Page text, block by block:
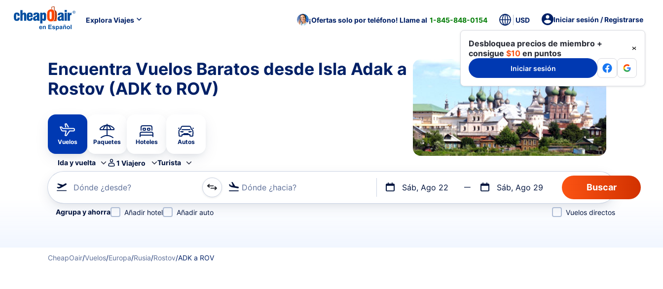
Explora Viajes ¡Ofertas solo por teléfono! Llame al 1-845-848-0154 USD Iniciar sesión / Registrarse
Encuentra Vuelos Baratos desde Isla Adak a
Rostov (ADK to ROV)
Vuelos Paquetes Hoteles Autos
Ida y vuelta 1 Viajero Turista
Dónde ¿desde? Dónde ¿hacia? Sáb, Ago 22 Sáb, Ago 29
Refina tu búsqueda por aerolínea, por ciudad o aeropuerto o por vuelos directos
Agrupa y ahorra Añadir hotel Añadir auto Vuelos directos
CheapOair/Vuelos/Europa/Rusia/Rostov/ADK a ROV